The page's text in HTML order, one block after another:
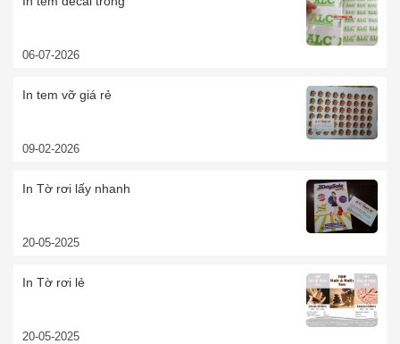
06-07-2026
In tem vỡ giá rẻ
09-02-2026
In Tờ rơi lấy nhanh
20-05-2025
In Tờ rơi lẻ
20-05-2025